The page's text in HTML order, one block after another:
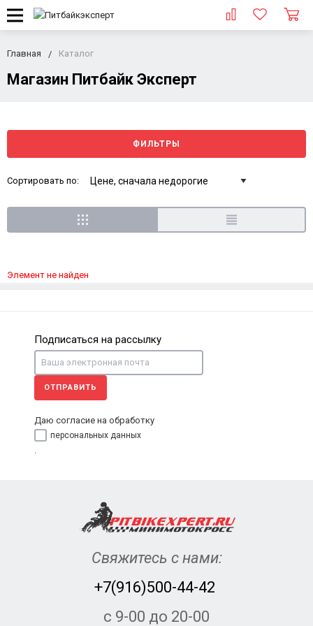
Главная Каталог
Магазин Питбайк Эксперт
ФИЛЬТРЫ
Сортировать по:
Элемент не найден
Подписаться на рассылку
ОТПРАВИТЬ
Даю согласие на обработку
персональных данных
Свяжитесь с нами:
+7(916)500-44-42
с 9-00 до 20-00